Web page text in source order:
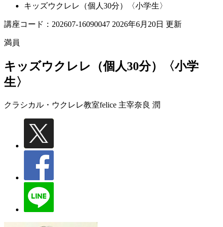
キッズウクレレ（個人30分）〈小学生〉
講座コード：202607-16090047 2026年6月20日 更新
満員
キッズウクレレ（個人30分）〈小学
生〉
クラシカル・ウクレレ教室felice 主宰奈良 潤